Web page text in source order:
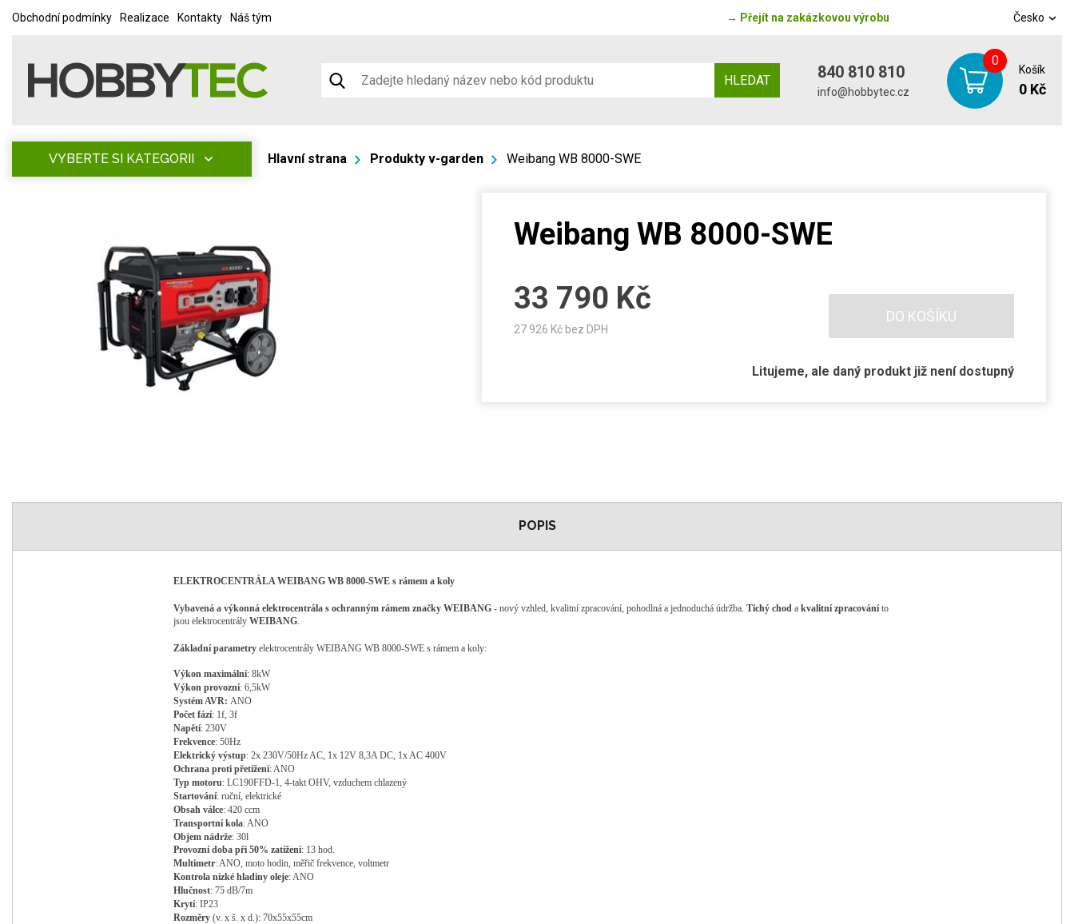
Obchodní podmínky Realizace Kontakty Náš tým → Přejít na zakázkovou výrobu Česko
HLEDAT 840 810 810
info@hobbytec.cz
0
Košík
0 Kč
VYBERTE SI KATEGORII Hlavní strana Produkty v-garden Weibang WB 8000-SWE
Weibang WB 8000-SWE
33 790 Kč
27 926 Kč bez DPH
DO KOŠÍKU
Litujeme, ale daný produkt již není dostupný
POPIS
ELEKTROCENTRÁLAWEIBANG WB 8000-SWE s rámem a koly
Vybavená a výkonná elektrocentrála s ochranným rámem značky WEIBANG - nový vzhled, kvalitní zpracování, pohodlná a jednoduchá údržba. Tichý chod a kvalitní zpracováníto
jsou elektrocentrály WEIBANG.
Základní parametry elektrocentrály WEIBANG WB 8000-SWE s rámem a koly:
Výkon maximální: 8kW
Výkon provozní: 6,5kW
Systém AVR: ANO
Počet fází: 1f, 3f
Napětí: 230V
Frekvence: 50Hz
Elektrický výstup: 2x 230V/50Hz AC, 1x 12V 8,3A DC, 1x AC 400V
Ochrana proti přetížení: ANO
Typ motoru: LC190FFD-1, 4-takt OHV, vzduchem chlazený
Startování: ruční, elektrické
Obsah válce: 420 ccm
Transportní kola: ANO
Objem nádrže: 30l
Provozní doba při 50% zatížení: 13 hod.
Multimetr: ANO, moto hodin, měřič frekvence, voltmetr
Kontrola nízké hladiny oleje: ANO
Hlučnost: 75 dB/7m
Krytí: IP23
Rozměry (v. x š. x d.): 70x55x55cm